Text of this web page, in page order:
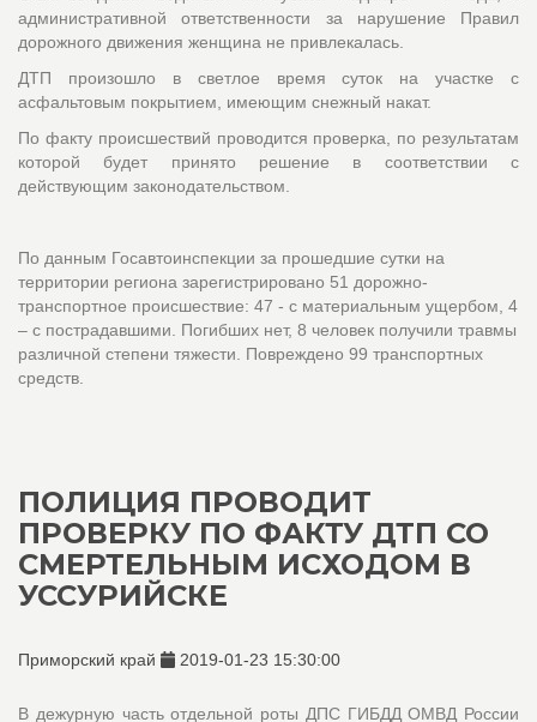
административной ответственности за нарушение Правил
дорожного движения женщина не привлекалась.
ДТП произошло в светлое время суток на участке с
асфальтовым покрытием, имеющим снежный накат.
По факту происшествий проводится проверка, по результатам
которой будет принято решение в соответствии с
действующим законодательством.
По данным Госавтоинспекции за прошедшие сутки на
территории региона зарегистрировано 51 дорожно-
транспортное происшествие: 47 - с материальным ущербом, 4
– с пострадавшими. Погибших нет, 8 человек получили травмы
различной степени тяжести. Повреждено 99 транспортных
средств.
ПОЛИЦИЯ ПРОВОДИТ
ПРОВЕРКУ ПО ФАКТУ ДТП СО
СМЕРТЕЛЬНЫМ ИСХОДОМ В
УССУРИЙСКЕ
Приморский край 2019-01-23 15:30:00
В дежурную часть отдельной роты ДПС ГИБДД ОМВД России